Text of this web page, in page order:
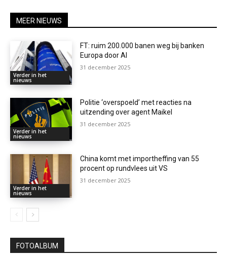
MEER NIEUWS
Verder in het
nieuws
FT: ruim 200.000 banen weg bij banken
Europa door AI
31 december 2025
Verder in het
nieuws
Politie ‘overspoeld’ met reacties na
uitzending over agent Maikel
31 december 2025
Verder in het
nieuws
China komt met importheffing van 55
procent op rundvlees uit VS
31 december 2025
FOTOALBUM